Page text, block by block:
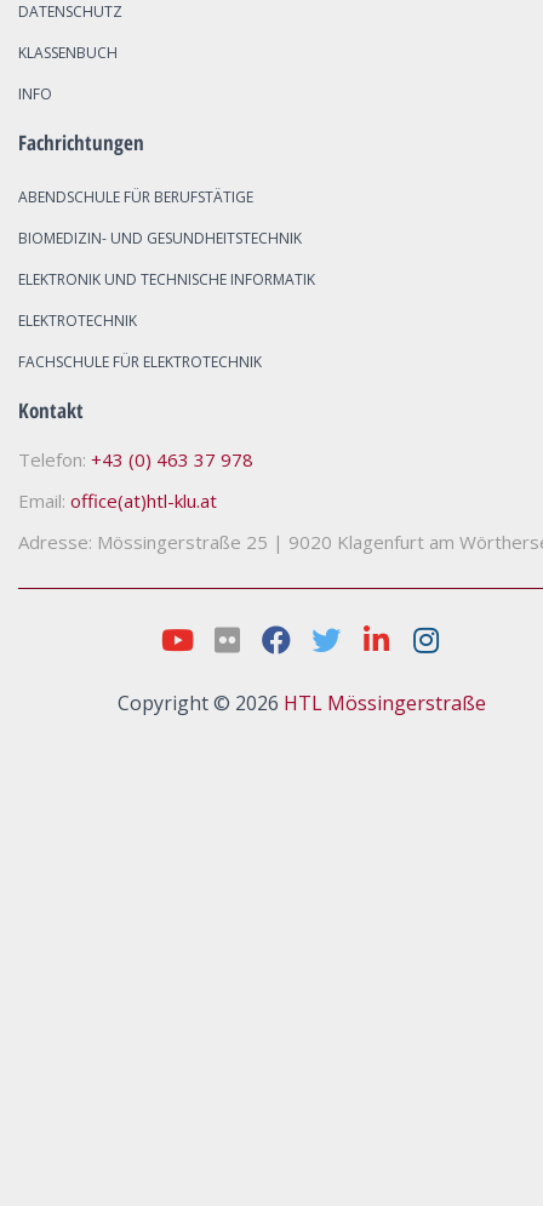
DATENSCHUTZ
KLASSENBUCH
INFO
Fachrichtungen
ABENDSCHULE FÜR BERUFSTÄTIGE
BIOMEDIZIN- UND GESUNDHEITSTECHNIK
ELEKTRONIK UND TECHNISCHE INFORMATIK
ELEKTROTECHNIK
FACHSCHULE FÜR ELEKTROTECHNIK
Kontakt
Telefon: +43 (0) 463 37 978
Email: office(at)htl-klu.at
Adresse: Mössingerstraße 25 | 9020 Klagenfurt am
Copyright © 2026 HTL Mössingerstraße